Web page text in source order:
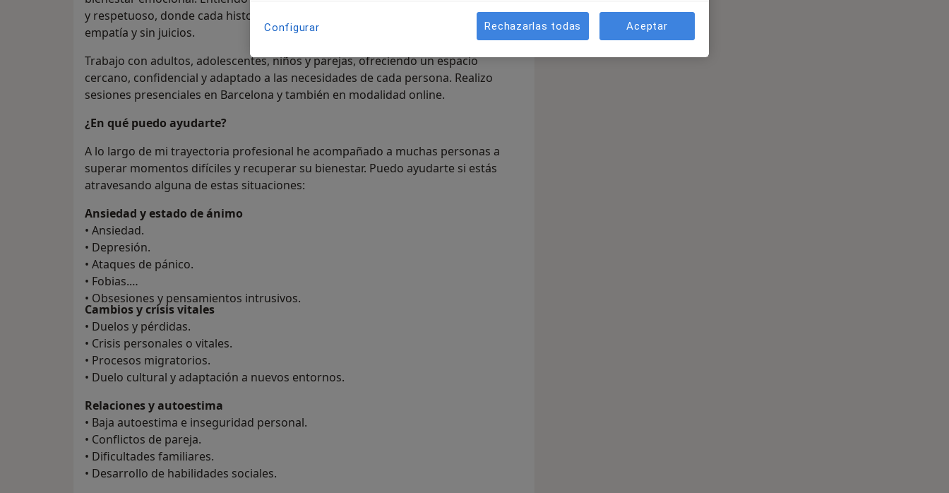
y respetuoso, donde cada historia es única y merece ser escuchada con atención,
empatía y sin juicios.
Trabajo con adultos, adolescentes, niños y parejas, ofreciendo un espacio
cercano, confidencial y adaptado a las necesidades de cada persona. Realizo
sesiones presenciales en Barcelona y también en modalidad online.
¿En qué puedo ayudarte?
A lo largo de mi trayectoria profesional he acompañado a muchas personas a
superar momentos difíciles y recuperar su bienestar. Puedo ayudarte si estás
atravesando alguna de estas situaciones:
Ansiedad y estado de ánimo
• Ansiedad.
• Depresión.
• Ataques de pánico.
• Fobias.
• Obsesiones y pensamientos intrusivos.
Cambios y crisis vitales
• Duelos y pérdidas.
• Crisis personales o vitales.
• Procesos migratorios.
• Duelo cultural y adaptación a nuevos entornos.
Relaciones y autoestima
• Baja autoestima e inseguridad personal.
• Conflictos de pareja.
• Dificultades familiares.
• Desarrollo de habilidades sociales.
Configurar Rechazarlas todas Aceptar